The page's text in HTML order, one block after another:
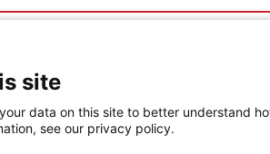
Rankingi
Szkolenia certyfikowane
site
data on this site to better understand
see our privacy policy.